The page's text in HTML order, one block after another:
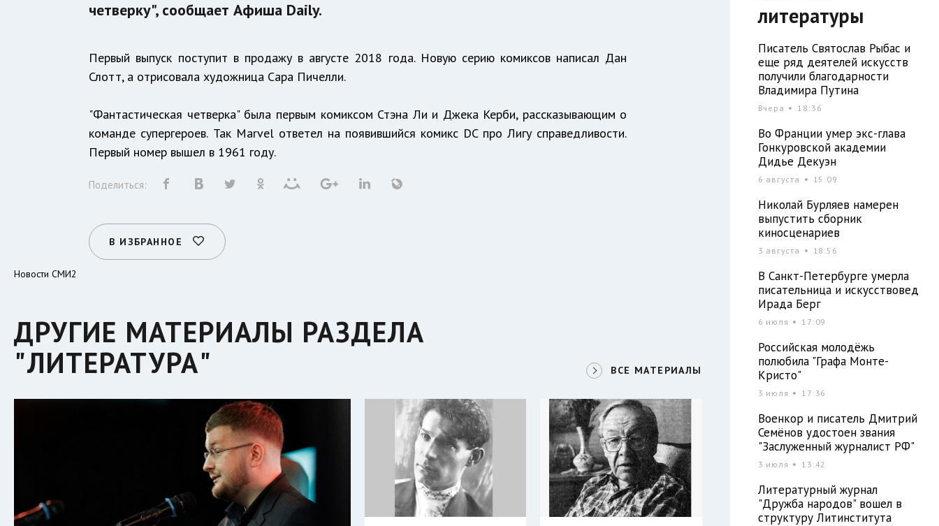
четверку", сообщает Афиша Daily.
Первый выпуск поступит в продажу в августе 2018 года. Новую серию комиксов написал Дан
Слотт, а отрисовала художница Сара Пичелли.
"Фантастическая четверка" была первым комиксом Стэна Ли и Джека Керби, рассказывающим о
команде супергероев. Так Marvel ответел на появившийся комикс DC про Лигу справедливости.
Первый номер вышел в 1961 году.
Поделиться:
В ИЗБРАННОЕ
Новости СМИ2
ДРУГИЕ МАТЕРИАЛЫ РАЗДЕЛА
"ЛИТЕРАТУРА"
ВСЕ МАТЕРИАЛЫ
литературы
Писатель Святослав Рыбас и
еще ряд деятелей искусств
получили благодарности
Владимира Путина
Вчера 18:36
Во Франции умер экс-глава
Гонкуровской академии
Дидье Декуэн
6 августа 15:09
Николай Бурляев намерен
выпустить сборник
киносценариев
3 августа 18:56
В Санкт-Петербурге умерла
писательница и искусствовед
Ирада Берг
6 июля 17:09
Российская молодёжь
полюбила "Графа Монте-
Кристо"
3 июля 17:36
Военкор и писатель Дмитрий
Семёнов удостоен звания
"Заслуженный журналист РФ"
3 июля 13:42
Литературный журнал
"Дружба народов" вошел в
структуру Литинститута